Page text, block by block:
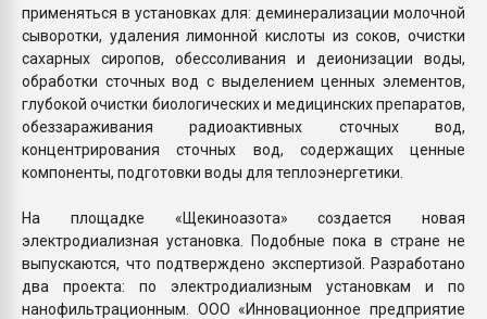
применяться в установках для: деминерализации молочной
сыворотки, удаления лимонной кислоты из соков, очистки
сахарных сиропов, обессоливания и деионизации воды,
обработки сточных вод с выделением ценных элементов,
глубокой очистки биологических и медицинских препаратов,
обеззараживания радиоактивных сточных вод,
концентрирования сточных вод, содержащих ценные
компоненты, подготовки воды для теплоэнергетики.
На площадке «Щекиноазота» создается новая
электродиализная установка. Подобные пока в стране не
выпускаются, что подтверждено экспертизой. Разработано
два проекта: по электродиализным установкам и по
нанофильтрационным. ООО «Инновационное предприятие